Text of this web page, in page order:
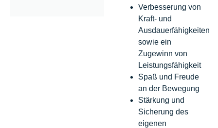
Verbesserung von
Kraft- und
Ausdauerfähigkeiten
sowie ein
Zugewinn von
Leistungsfähigkeit
Spaß und Freude
an der Bewegung
Stärkung und
Sicherung des
eigenen